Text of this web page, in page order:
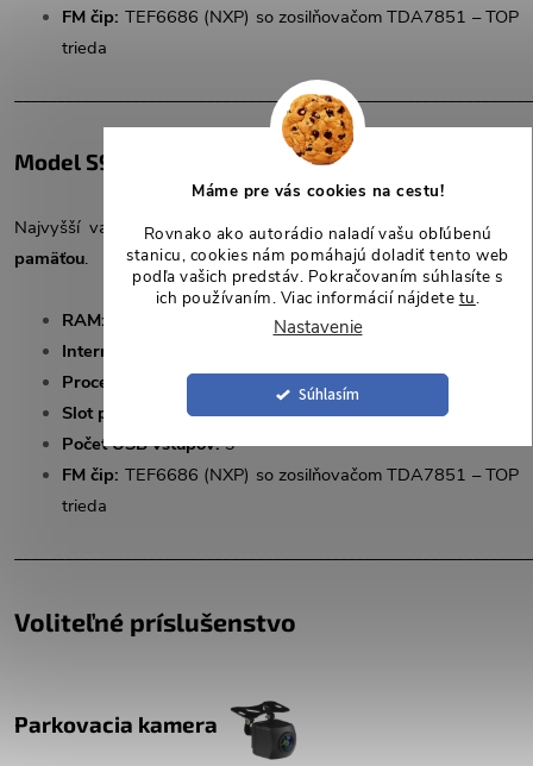
Máme pre vás cookies na cestu!
Rovnako ako autorádio naladí vašu obľúbenú
stanicu, cookies nám pomáhajú doladiť tento web
podľa vašich predstáv. Pokračovaním súhlasíte s
ich používaním. Viac informácií nájdete tu.
Nastavenie
Súhlasím
FM čip: TEF6686 (NXP) so zosilňovačom TDA7851 – TOP
trieda
Model S9008 (8+128GB) – maximálna výbava
Najvyšší variant smaximálnym výkonom a veľkou internou
pamäťou.
RAM:
Interná pamäť (ROM):
Procesor:
8jadrový UIS 7862S Octa Core (2,0 GHz × 8)
Slot pre SIM kartu:Áno
Počet USB vstupov:3
FM čip: TEF6686 (NXP) so zosilňovačom TDA7851 – TOP
trieda
Voliteľné príslušenstvo
Parkovacia kamera